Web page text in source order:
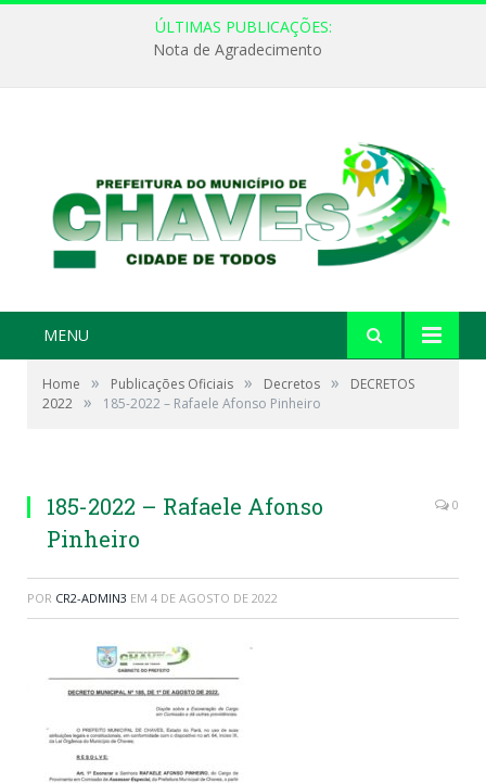
ÚLTIMAS PUBLICAÇÕES:
Nota de Agradecimento
MENU
Home » Publicações Oficiais » Decretos »
DECRETOS
2022 » 185-2022 – Rafaele Afonso Pinheiro
185-2022 – Rafaele Afonso
Pinheiro
0
POR CR2-ADMIN3 EM 4 DE AGOSTO DE 2022